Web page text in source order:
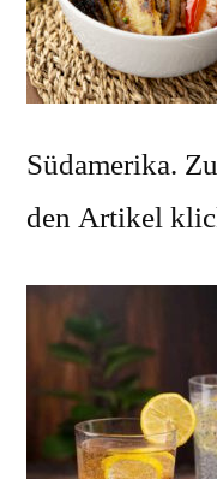
Südamerika.
den Artikel